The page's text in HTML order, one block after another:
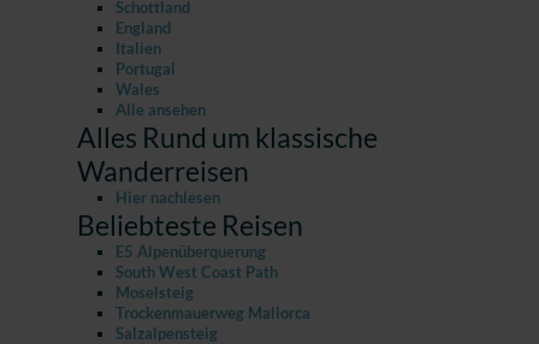
Schottland
England
Italien
Portugal
Wales
Alle ansehen
Alles Rund um klassische
Wanderreisen
Hier nachlesen
Beliebteste Reisen
E5 Alpenüberquerung
South West Coast Path
Moselsteig
Trockenmauerweg Mallorca
Salzalpensteig